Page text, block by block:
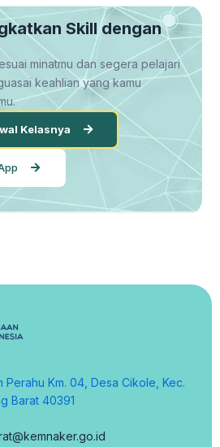
Skill dengan
minatmu dan segera pelajari
keahlian yang kamu
Kelasnya
Perahu Km. 04, Desa Cikole, Kec.
Barat 40391